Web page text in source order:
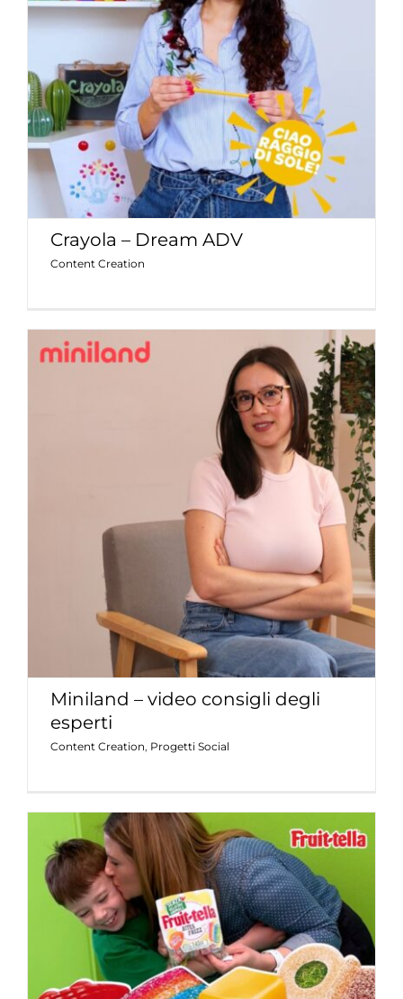
Crayola – Dream ADV
Content Creation
Crayola – Dream ADV
Content Creation
Miniland – video consigli degli
esperti
Content Creation Progetti Social
Miniland – video consigli degli
esperti
Content Creation, Progetti Social
Fruittella – attività Seridò 2024